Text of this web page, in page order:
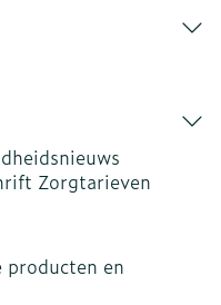
Zorgtarieven
producten en